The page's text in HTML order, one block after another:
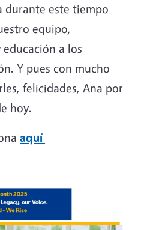
durante este tiempo
equipo,
a los
Y pues con mucho
felicidades, Ana por
hoy.
aquí